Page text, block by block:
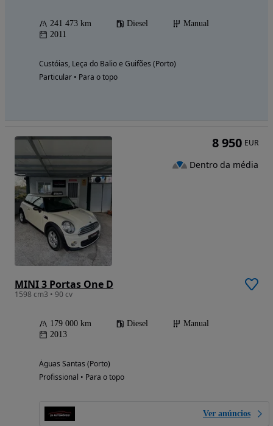
241 473 km Diesel
Manual
2011
Custóias, Leça do Balio e Guifões (Porto)
Particular • Para o topo
MINI 3 Portas One D
1598 cm3 • 90 cv
179 000 km Diesel
Manual
2013
Águas Santas (Porto)
Profissional • Para o topo
Ver anúncios
8 950 EUR
Dentro da média